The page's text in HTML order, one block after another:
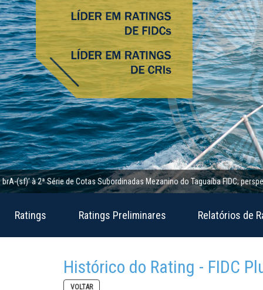
2ª Série de Cotas Subordinadas Mezanino do Taguaíba FIDC; perspectiva
Ratings Ratings Preliminares Relatórios de
Histórico do Rating - FIDC
VOLTAR